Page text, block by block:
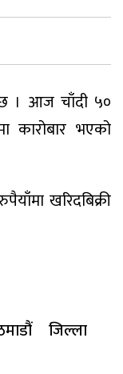
। आज चाँदी ५०
कारोबार भएको
खरिदबिक्री
जिल्ला